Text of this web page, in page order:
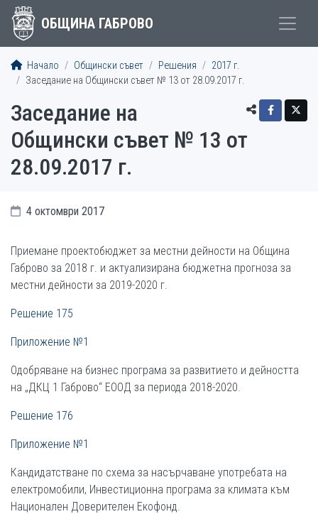
ОБЩИНА ГАБРОВО
Начало Общински съвет Решения
2017 г.
Заседание на Общински съвет № 13 от 28.09.2017 г.
Заседание на
Общински съвет № 13 от
28.09.2017 г.
4 октомври 2017
Приемане проектобюджет за местни дейности на Община
Габрово за 2018 г. и актуализирана бюджетна прогноза за
местни дейности за 2019-2020 г.
Решение 175
Приложение №1
Одобряване на бизнес програма за развитието и дейността
на „ДКЦ 1 Габрово“ ЕООД за периода 2018-2020.
Решение 176
Приложение №1
Кандидатстване по схема за насърчаване употребата на
електромобили, Инвестиционна програма за климата към
Национален Доверителен Екофонд.